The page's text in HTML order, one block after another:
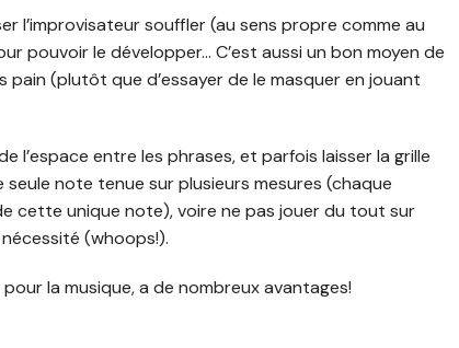
l’improvisateur souffler (au sens propre comme au
pouvoir le développer… C’est aussi un bon moyen de
(plutôt que d’essayer de le masquer en jouant
l’espace entre les phrases, et parfois laisser la grille
note tenue sur plusieurs mesures (chaque
cette unique note), voire ne pas jouer du tout sur
(whoops!).
la musique, a de nombreux avantages!